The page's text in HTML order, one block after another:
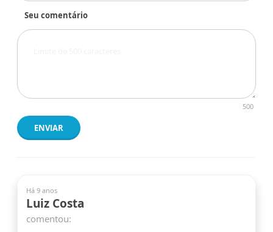
Seu comentário
500
ENVIAR
Há 9 anos
Luiz Costa
comentou: